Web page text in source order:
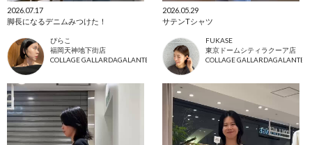
2026.07.17
脚長になるデニムみつけた！
ぴらこ
福岡天神地下街店
COLLAGE GALLARDAGALANTE
2026.05.29
サテンTシャツ
FUKASE
東京ドームシティラクーア店
COLLAGE GALLARDAGALANTE